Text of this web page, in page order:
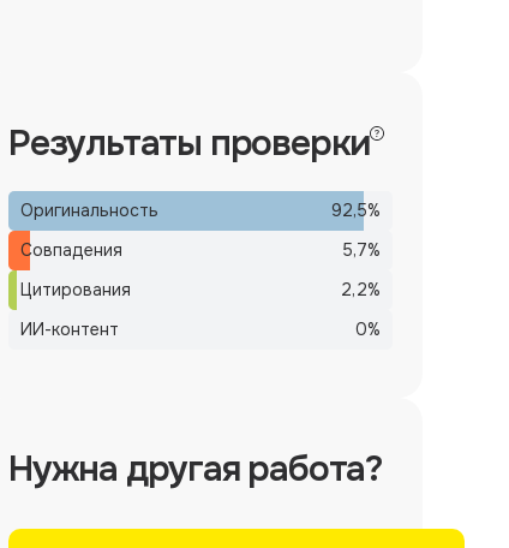
Результаты проверки
Оригинальность 92,5%
Совпадения
5,7%
Цитирования
2,2%
ИИ-контент
0%
Нужна другая работа?